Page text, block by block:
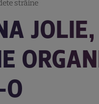
străine